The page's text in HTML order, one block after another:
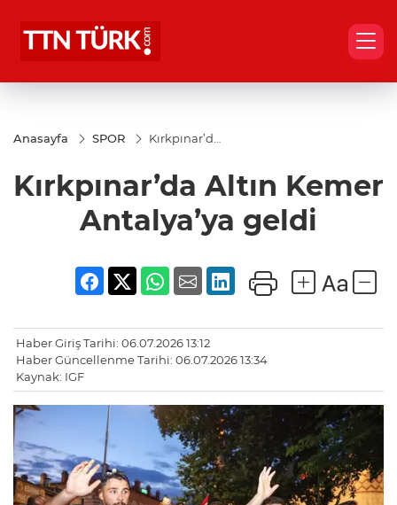
Anasayfa SPOR
Kırkpınar’da
geldi
Kırkpınar’da Altın Kemer
Antalya’ya geldi
Haber Giriş Tarihi: 06.07.2026 13:12
Haber Güncellenme Tarihi: 06.07.2026 13:34
Kaynak: IGF